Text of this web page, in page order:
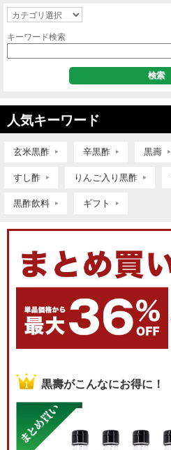
キーワード検索
人気キーワード
玄米黒酢 辛黒酢 黒壽
すし酢 りんご入り黒酢
黒酢飲料 ギフト
黒壽がこんなにお得に！